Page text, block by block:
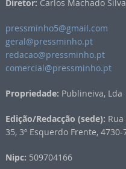
Diretor: Carlos Machado
pressminho5@gmail.com
geral@pressminho.pt
redacao@pressminho.pt
comercial@pressminho.pt
Propriedade: Publineiva, Lda
Edição/Redacção (sede):
35, 3º Esquerdo Frente,
Nipc: 509704166